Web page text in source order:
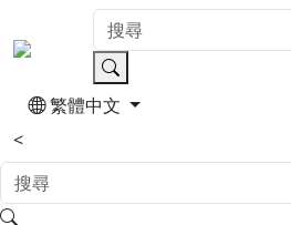
繁體中文
<